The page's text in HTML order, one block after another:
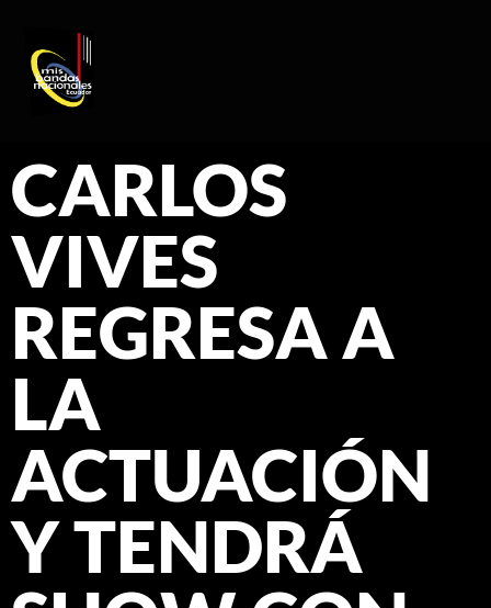
CARLOS
VIVES
REGRESA A
LA
ACTUACIÓN
Y TENDRÁ